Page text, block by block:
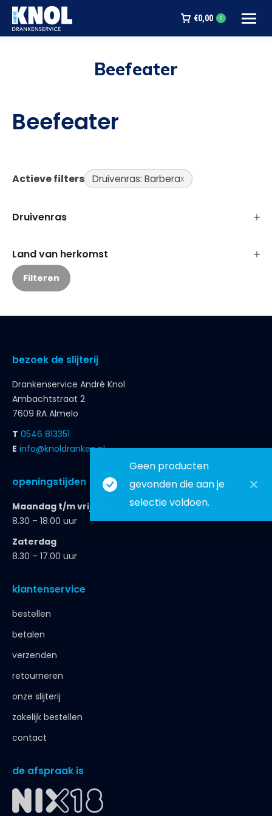
€0,00 0
Beefeater
Geen producten
gevonden die aan je
selectie voldoen.
Beefeater
Actieve filters Druivenras: Barbera
Druivenras
Land van herkomst
Filteren
bezoek de slijterij
Drankenservice André Knol
Ambachtstraat 2
7609 RA Almelo
T 0546 813351
E info@knoldranken.nl
openingstijden
Maandag t/m vrijdag
8.30 – 18.00 uur
Zaterdag
8.30 – 17.00 uur
klantenservice
bestellen
betalen
verzenden
retourneren
onze slijterij
zakelijk bestellen
contact
de afspraak is